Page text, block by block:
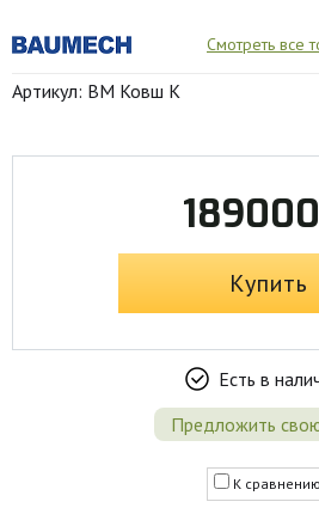
Смотреть все
Артикул: BM Ковш К
Купить
Есть в
Предложить
К сравнению